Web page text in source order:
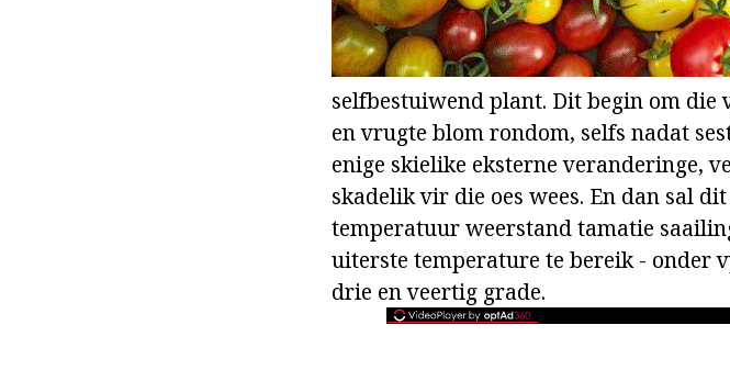
selfbestuiwend plant. Dit begin om
en vrugte blom rondom, selfs nadat
enige skielike eksterne veranderinge,
skadelik vir die oes wees. En dan sal
temperatuur weerstand tamatie
uiterste temperature te bereik - onder
drie en veertig grade.